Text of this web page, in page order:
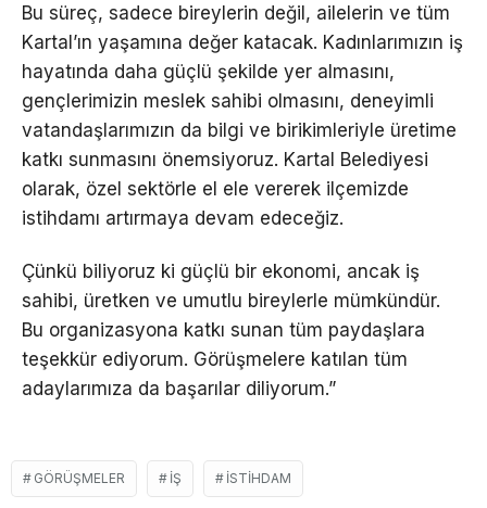
Bu süreç, sadece bireylerin değil, ailelerin ve tüm
Kartal’ın yaşamına değer katacak. Kadınlarımızın iş
hayatında daha güçlü şekilde yer almasını,
gençlerimizin meslek sahibi olmasını, deneyimli
vatandaşlarımızın da bilgi ve birikimleriyle üretime
katkı sunmasını önemsiyoruz. Kartal Belediyesi
olarak, özel sektörle el ele vererek ilçemizde
istihdamı artırmaya devam edeceğiz.
Çünkü biliyoruz ki güçlü bir ekonomi, ancak iş
sahibi, üretken ve umutlu bireylerle mümkündür.
Bu organizasyona katkı sunan tüm paydaşlara
teşekkür ediyorum. Görüşmelere katılan tüm
adaylarımıza da başarılar diliyorum.”
GÖRÜŞMELER IŞ İSTIHDAM